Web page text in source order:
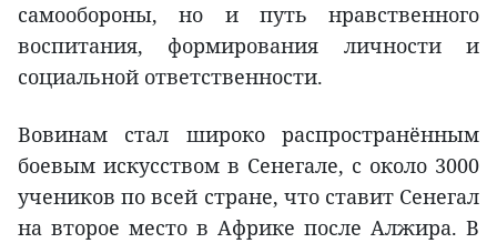
самообороны, но и путь нравственного
воспитания, формирования личности и
социальной ответственности.
Вовинам стал широко распространённым
боевым искусством в Сенегале, с около 3000
учеников по всей стране, что ставит Сенегал
на второе место в Африке после Алжира. В